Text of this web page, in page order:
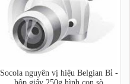
Socola nguyên vị hiệu Belgian Bỉ -